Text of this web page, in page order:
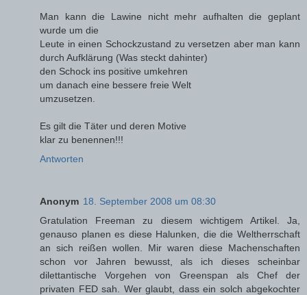
Man kann die Lawine nicht mehr aufhalten die geplant
wurde um die
Leute in einen Schockzustand zu versetzen aber man kann
durch Aufklärung (Was steckt dahinter)
den Schock ins positive umkehren
um danach eine bessere freie Welt
umzusetzen.
Es gilt die Täter und deren Motive
klar zu benennen!!!
Antworten
Anonym 18. September 2008 um 08:30
Gratulation Freeman zu diesem wichtigem Artikel. Ja,
genauso planen es diese Halunken, die die Weltherrschaft
an sich reißen wollen. Mir waren diese Machenschaften
schon vor Jahren bewusst, als ich dieses scheinbar
dilettantische Vorgehen von Greenspan als Chef der
privaten FED sah. Wer glaubt, dass ein solch abgekochter